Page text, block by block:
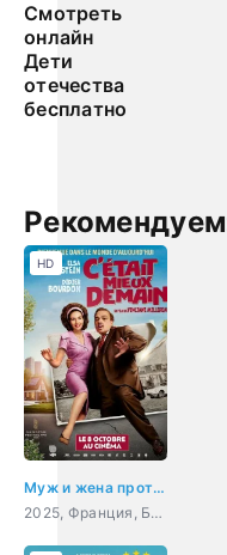
Смотреть
онлайн
Дети
отечества
бесплатно
Муж и жена против будущего
2025, Франция, Бельгия, комедия
HD